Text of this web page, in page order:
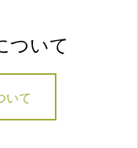
ついて
いて